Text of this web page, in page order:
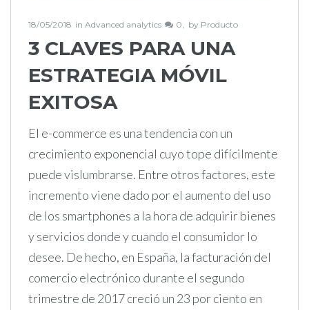
18/05/2018 in Advanced analytics 0 by Producto
3 CLAVES PARA UNA
ESTRATEGIA MÓVIL
EXITOSA
El e-commerce es una tendencia con un
crecimiento exponencial cuyo tope difícilmente
puede vislumbrarse. Entre otros factores, este
incremento viene dado por el aumento del uso
de los smartphones a la hora de adquirir bienes
y servicios donde y cuando el consumidor lo
desee. De hecho, en España, la facturación del
comercio electrónico durante el segundo
trimestre de 2017 creció un 23 por ciento en